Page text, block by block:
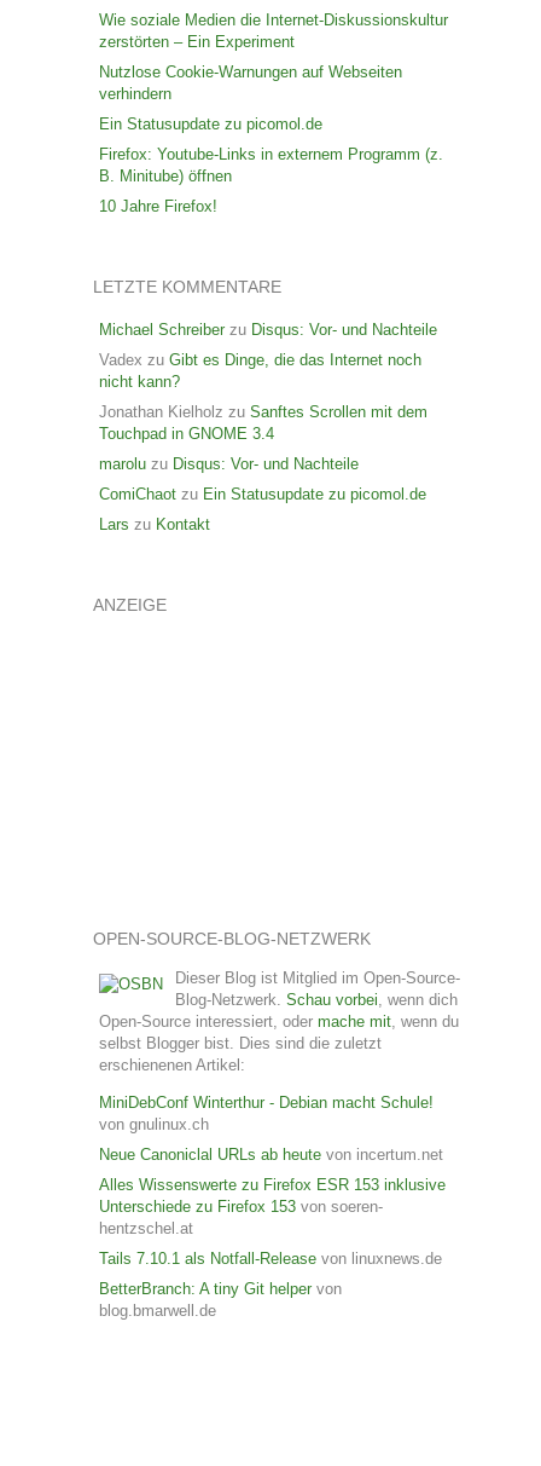
Wie soziale Medien die Internet-Diskussionskultur
zerstörten – Ein Experiment
Nutzlose Cookie-Warnungen auf Webseiten
verhindern
Ein Statusupdate zu picomol.de
Firefox: Youtube-Links in externem Programm (z.
B. Minitube) öffnen
10 Jahre Firefox!
LETZTE KOMMENTARE
Michael Schreiberzu Disqus: Vor- und Nachteile
Vadex zu Gibt es Dinge, die das Internet noch
nicht kann?
Jonathan Kielholz zu Sanftes Scrollen mit dem
Touchpad in GNOME 3.4
maroluzu Disqus: Vor- und Nachteile
ComiChaotzu Ein Statusupdate zu picomol.de
Lars zu Kontakt
ANZEIGE
OPEN-SOURCE-BLOG-NETZWERK
Dieser Blog ist Mitglied im Open-Source-
Blog-Netzwerk. Schau vorbei, wenn dich
Open-Source interessiert, oder mache mit, wenn du
selbst Blogger bist. Dies sind die zuletzt
erschienenen Artikel:
MiniDebConf Winterthur - Debian macht Schule!
von gnulinux.ch
Neue Canoniclal URLs ab heutevon incertum.net
Alles Wissenswerte zu Firefox ESR 153 inklusive
Unterschiede zu Firefox 153von soeren-
hentzschel.at
Tails 7.10.1 als Notfall-Releasevon linuxnews.de
BetterBranch: A tiny Git helpervon
blog.bmarwell.de